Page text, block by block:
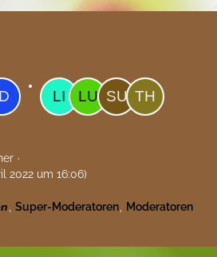
2022 um 16:06)
Super-Moderatoren Moderatoren